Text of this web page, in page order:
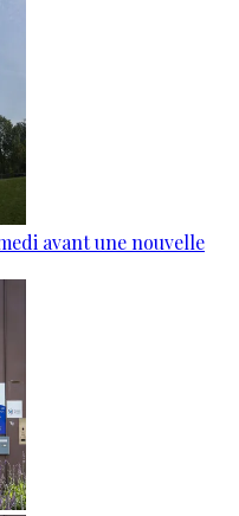
avant une nouvelle